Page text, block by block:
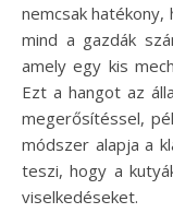
nemcsak
mind a gazdák
amely egy kis
Ezt a hangot az
megerősítéssel,
módszer alapja a
teszi, hogy a
viselkedéseket.